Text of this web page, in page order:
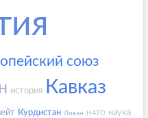
союз
история Кавказ
Курдистан Ливан НАТО наука